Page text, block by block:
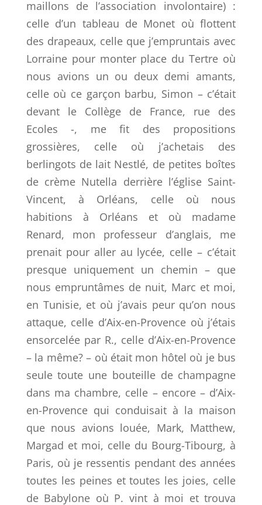
maillons de l’association involontaire) :
celle d’un tableau de Monet où flottent
des drapeaux, celle que j’empruntais avec
Lorraine pour monter place du Tertre où
nous avions un ou deux demi amants,
celle où ce garçon barbu, Simon – c’était
devant le Collège de France, rue des
Ecoles -, me fit des propositions
grossières, celle où j’achetais des
berlingots de lait Nestlé, de petites boîtes
de crème Nutella derrière l’église Saint-
Vincent, à Orléans, celle où nous
habitions à Orléans et où madame
Renard, mon professeur d’anglais, me
prenait pour aller au lycée, celle – c’était
presque uniquement un chemin – que
nous empruntâmes de nuit, Marc et moi,
en Tunisie, et où j’avais peur qu’on nous
attaque, celle d’Aix-en-Provence où j’étais
ensorcelée par R., celle d’Aix-en-Provence
– la même? – où était mon hôtel où je bus
seule toute une bouteille de champagne
dans ma chambre, celle – encore – d’Aix-
en-Provence qui conduisait à la maison
que nous avions louée, Mark, Matthew,
Margad et moi, celle du Bourg-Tibourg, à
Paris, où je ressentis pendant des années
toutes les peines et toutes les joies, celle
de Babylone où P. vint à moi et trouva